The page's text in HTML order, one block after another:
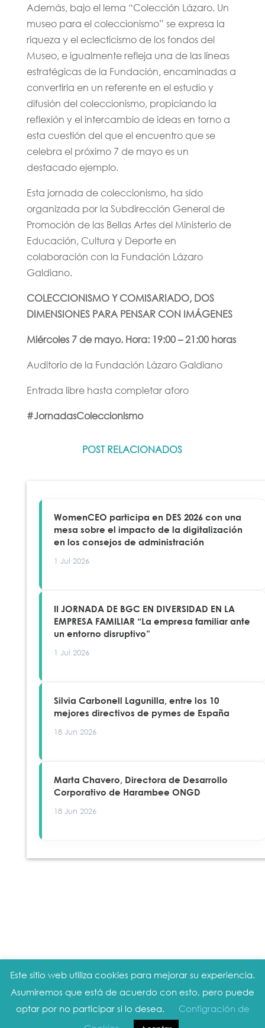
Además, bajo el lema “Colección Lázaro. Un
museo para el coleccionismo” se expresa la
riqueza y el eclecticismo de los fondos del
Museo, e igualmente refleja una de las líneas
estratégicas de la Fundación, encaminadas a
convertirla en un referente en el estudio y
difusión del coleccionismo, propiciando la
reflexión y el intercambio de ideas en torno a
esta cuestión del que el encuentro que se
celebra el próximo 7 de mayo es un
destacado ejemplo.
Esta jornada de coleccionismo, ha sido
organizada por la Subdirección General de
Promoción de las Bellas Artes del Ministerio de
Educación, Cultura y Deporte en
colaboración con la Fundación Lázaro
Galdiano.
COLECCIONISMO Y COMISARIADO, DOS
DIMENSIONES PARA PENSAR CON IMÁGENES
Miércoles 7 de mayo. Hora: 19:00 – 21:00 horas
Auditorio de la Fundación Lázaro Galdiano
Entrada libre hasta completar aforo
#JornadasColeccionismo
POST RELACIONADOS
WomenCEO participa en DES 2026 con una
mesa sobre el impacto de la digitalización
en los consejos de administración
1 Jul 2026
II JORNADA DE BGC EN DIVERSIDAD EN LA
EMPRESA FAMILIAR “La empresa familiar ante
un entorno disruptivo”
1 Jul 2026
Silvia Carbonell Lagunilla, entre los 10
mejores directivos de pymes de España
18 Jun 2026
Marta Chavero, Directora de Desarrollo
Corporativo de Harambee ONGD
18 Jun 2026
Política de privacidad
Política
de cookies
Copyright © 2019 WOMEN CEO. Todos los
Este sitio web utiliza cookies para mejorar su experiencia.
Asumiremos que está de acuerdo con esto, pero puede
optar por no participar si lo desea.
Configración de